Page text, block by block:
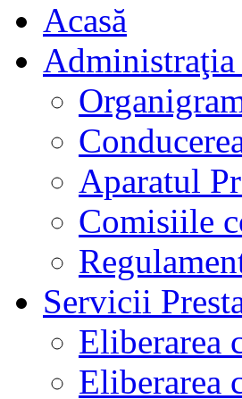
Acasă
Aparatul
Comisiile
Servicii
Eliberarea
Eliberarea